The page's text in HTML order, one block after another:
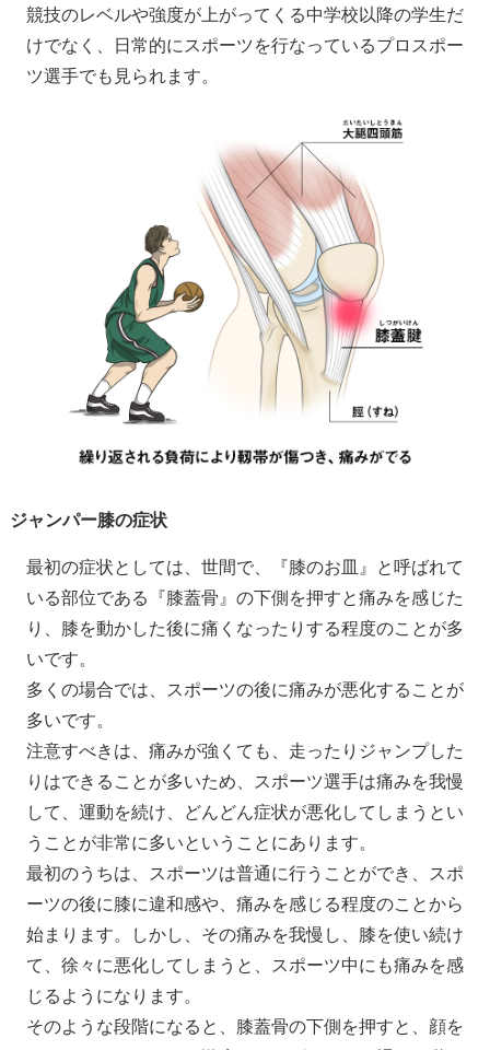
競技のレベルや強度が上がってくる中学校以降の学生だ
けでなく、日常的にスポーツを行なっているプロスポー
ツ選手でも見られます。
ジャンパー膝の症状
最初の症状としては、世間で、『膝のお皿』と呼ばれて
いる部位である『膝蓋骨』の下側を押すと痛みを感じた
り、膝を動かした後に痛くなったりする程度のことが多
いです。
多くの場合では、スポーツの後に痛みが悪化することが
多いです。
注意すべきは、痛みが強くても、走ったりジャンプした
りはできることが多いため、スポーツ選手は痛みを我慢
して、運動を続け、どんどん症状が悪化してしまうとい
うことが非常に多いということにあります。
最初のうちは、スポーツは普通に行うことができ、スポ
ーツの後に膝に違和感や、痛みを感じる程度のことから
始まります。しかし、その痛みを我慢し、膝を使い続け
て、徐々に悪化してしまうと、スポーツ中にも痛みを感
じるようになります。
そのような段階になると、膝蓋骨の下側を押すと、顔を